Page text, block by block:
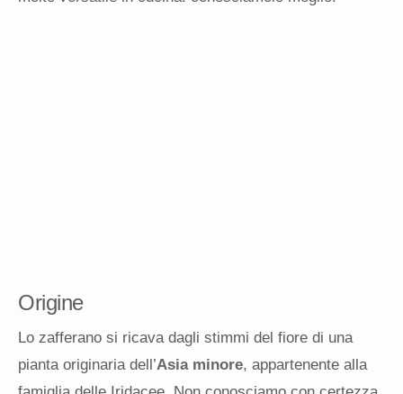
Origine
Lo zafferano si ricava dagli stimmi del fiore di una
pianta originaria dell’Asia minore, appartenente alla